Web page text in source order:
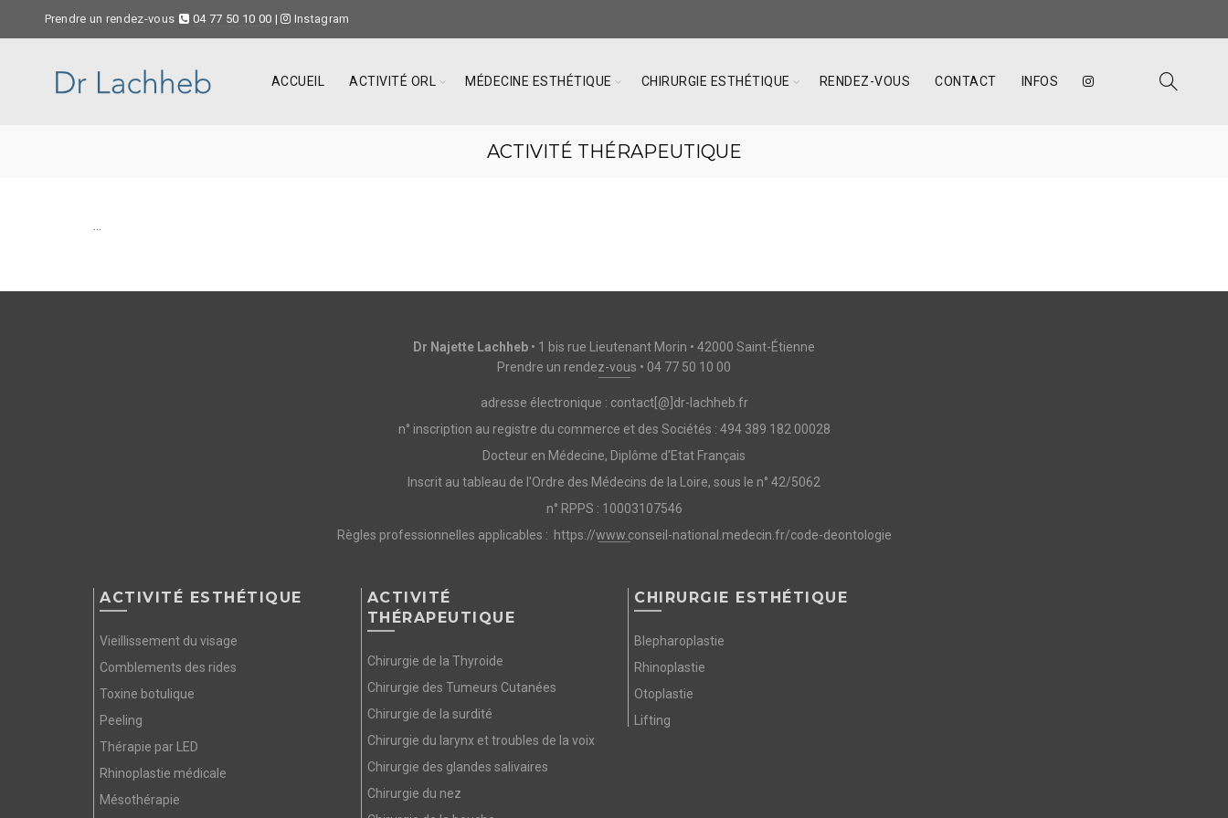
Prendre un rendez-vous 04 77 50 10 00 | Instagram
ACCUEIL ACTIVITÉ ORL MÉDECINE ESTHÉTIQUE CHIRURGIE ESTHÉTIQUE RENDEZ-VOUS CONTACT INFOS
ACTIVITÉ THÉRAPEUTIQUE
Dr Najette Lachheb • 1 bis rue Lieutenant Morin • 42000 Saint-Étienne
Prendre un rendez-vous • 04 77 50 10 00
adresse électronique : contact[@]dr-lachheb.fr
n° inscription au registre du commerce et des Sociétés : 494 389 182 00028
Docteur en Médecine, Diplôme d'Etat Français
Inscrit au tableau de l'Ordre des Médecins de la Loire, sous le n° 42/5062
n° RPPS : 10003107546
Règles professionnelles applicables : https://www.conseil-national.medecin.fr/code-deontologie
ACTIVITÉ ESTHÉTIQUE
Vieillissement du visage
Comblements des rides
Toxine botulique
Peeling
Thérapie par LED
Rhinoplastie médicale
Mésothérapie
ACTIVITÉ
THÉRAPEUTIQUE
Chirurgie de la Thyroide
Chirurgie des Tumeurs Cutanées
Chirurgie de la surdité
Chirurgie du larynx et troubles de la voix
Chirurgie des glandes salivaires
Chirurgie du nez
CHIRURGIE ESTHÉTIQUE
Blepharoplastie
Rhinoplastie
Otoplastie
Lifting